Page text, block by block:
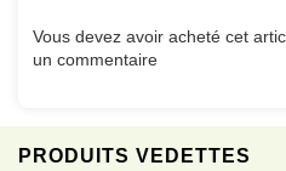
PRODUITS VEDETTES
Vous devez avoir acheté cet
un commentaire